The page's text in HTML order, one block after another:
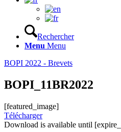
Rechercher
Menu Menu
BOPI 2022 - Brevets
BOPI_11BR2022
[featured_image]
Télécharger
Download is available until